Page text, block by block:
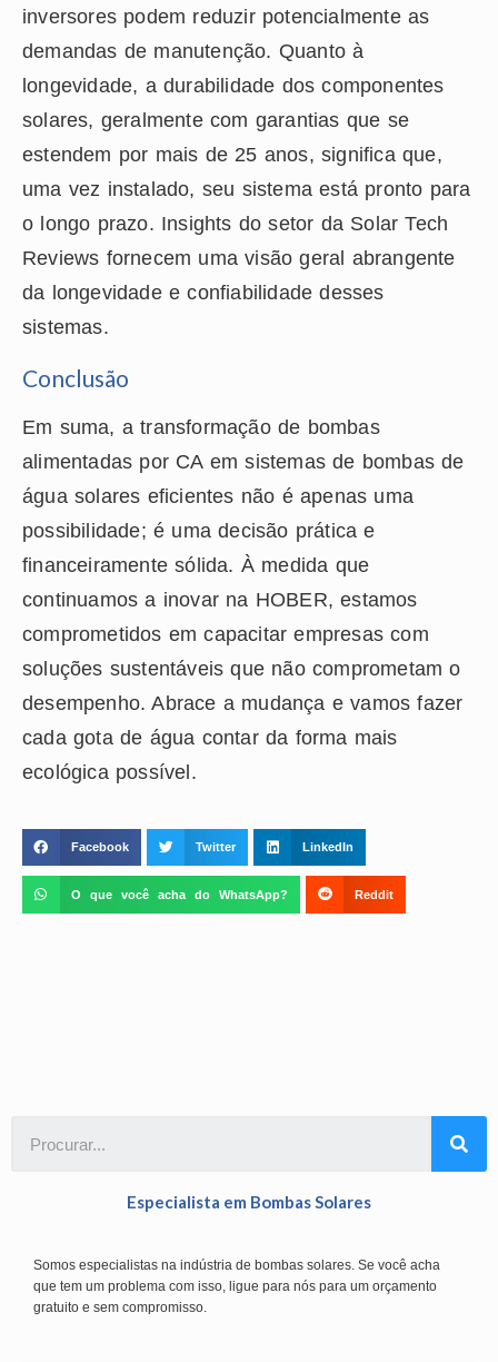
inversores podem reduzir potencialmente as
demandas de manutenção. Quanto à
longevidade, a durabilidade dos componentes
solares, geralmente com garantias que se
estendem por mais de 25 anos, significa que,
uma vez instalado, seu sistema está pronto para
o longo prazo. Insights do setor da Solar Tech
Reviews fornecem uma visão geral abrangente
da longevidade e confiabilidade desses
sistemas.
Conclusão
Em suma, a transformação de bombas
alimentadas por CA em sistemas de bombas de
água solares eficientes não é apenas uma
possibilidade; é uma decisão prática e
financeiramente sólida. À medida que
continuamos a inovar na HOBER, estamos
comprometidos em capacitar empresas com
soluções sustentáveis que não comprometam o
desempenho. Abrace a mudança e vamos fazer
cada gota de água contar da forma mais
ecológica possível.
Facebook Twitter LinkedIn
O que você acha do WhatsApp? Reddit
Especialista em Bombas Solares
Somos especialistas na indústria de bombas solares. Se você acha
que tem um problema com isso, ligue para nós para um orçamento
gratuito e sem compromisso.